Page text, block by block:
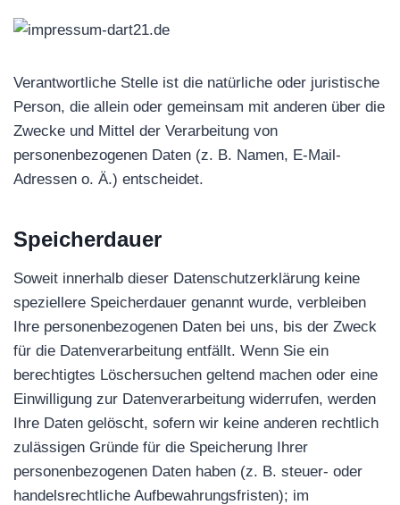
Verantwortliche Stelle ist die natürliche oder juristische
Person, die allein oder gemeinsam mit anderen über die
Zwecke und Mittel der Verarbeitung von
personenbezogenen Daten (z. B. Namen, E-Mail-
Adressen o. Ä.) entscheidet.
Speicherdauer
Soweit innerhalb dieser Datenschutzerklärung keine
speziellere Speicherdauer genannt wurde, verbleiben
Ihre personenbezogenen Daten bei uns, bis der Zweck
für die Datenverarbeitung entfällt. Wenn Sie ein
berechtigtes Löschersuchen geltend machen oder eine
Einwilligung zur Datenverarbeitung widerrufen, werden
Ihre Daten gelöscht, sofern wir keine anderen rechtlich
zulässigen Gründe für die Speicherung Ihrer
personenbezogenen Daten haben (z. B. steuer- oder
handelsrechtliche Aufbewahrungsfristen); im